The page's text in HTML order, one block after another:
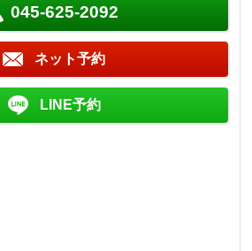
045-625-2092
ネット予約
LINE予約